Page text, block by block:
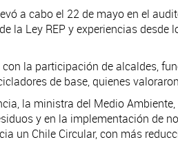
a cabo el 22 de mayo en el
la Ley REP y experiencias
la participación de alcaldes,
de base, quienes
la ministra del Medio
y en la implementación de
un Chile Circular, con más